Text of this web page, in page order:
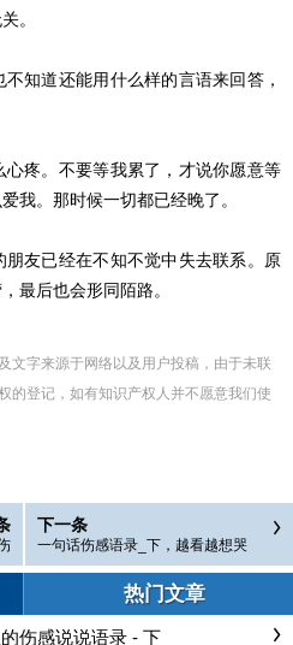
。
知道还能用什么样的言语来回答，
疼。不要等我累了，才说你愿意等
我。那时候一切都已经晚了。
友已经在不知不觉中失去联系。原
最后也会形同陌路。
文字来源于网络以及用户投稿，由于未联
的登记，如有知识产权人并不愿意我们使
下一条
一句话伤感语录_下，越看越想哭
热门文章
伤感说说语录 - 下